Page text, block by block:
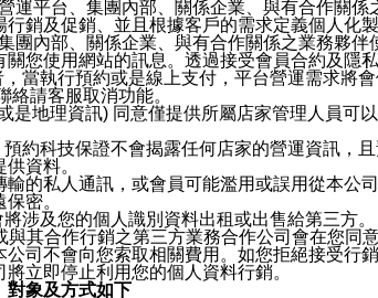
運平台、集團內部、關係企業、與有合作關
銷及促銷、並且根據客戶的需求定義個人化
團內部、關係企業、與有合作關係之業務夥
您使用網站的訊息。透過接受會員合約及隱
當執行預約或是線上支付，平台營運需求將
請客服取消功能。
是地理資訊) 同意僅提供所屬店家管理人員可
約科技保證不會揭露任何店家的營運資訊，
資料。
的私人通訊，或會員可能濫用或誤用從本
密。
涉及您的個人識別資料出租或出售給第三方。
其合作行銷之第三方業務合作公司會在您同
司不會向您索取相關費用。如您拒絕接受
立即停止利用您的個人資料行銷。
對象及方式如下